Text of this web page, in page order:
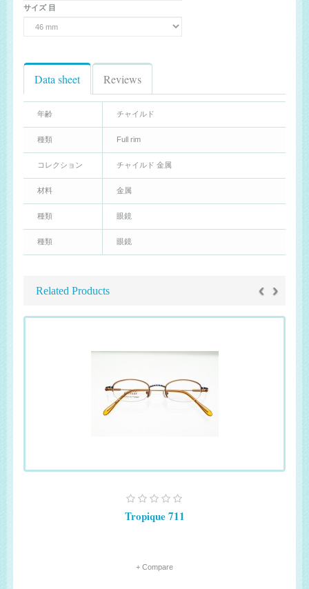
サイズ 目
Data sheet Reviews
年齢 チャイルド
種類 Full rim
コレクション チャイルド 金属
材料 金属
種類 眼鏡
種類 眼鏡
Related Products ‹ ›
Tropique 711
+ Compare